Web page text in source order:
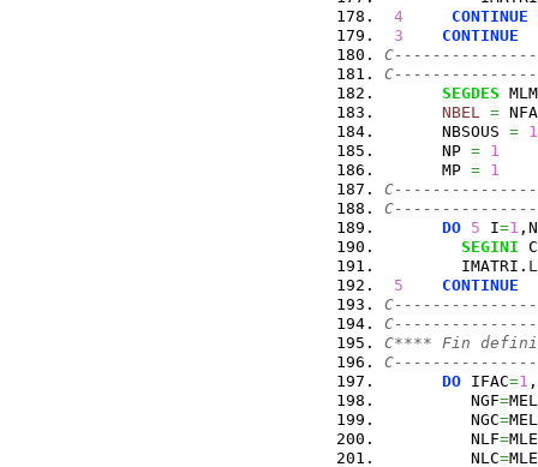
4
CONTINUE
3
CONTINUE
SEGDES
NBEL
=
      NBSOUS
= 1
      NP
= 1
      MP
= 1
DO 5 I=1
SEGINI
        IMATRI.
5
CONTINUE
C**** Fin
DO IFAC=1
         NGF
=
         NGC
=
         NLF
=
         NLC
=